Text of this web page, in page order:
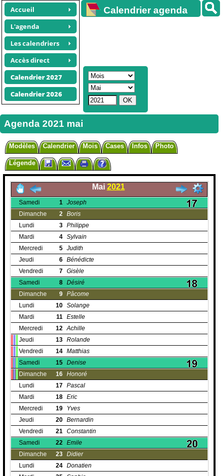
Accueil
L'agenda
Les calendriers
Accès direct
Calendrier 2027
Calendrier 2026
Calendrier agenda
Agenda 2021 mai
Modèles Calendrier Mois Cases Infos Photo
Légende
Mai 2021
Samedi 1 Joseph
Dimanche
2 Boris
Lundi
3 Philippe
Mardi
4 Sylvain
Mercredi
5 Judith
Jeudi
6 Bénédicte
Vendredi
7 Gisèle
Samedi
8 Désiré
Dimanche
9 Pâcome
Lundi
10 Solange
Mardi
11 Estelle
Mercredi
12 Achille
Jeudi
13 Rolande
Vendredi
14 Matthias
Samedi
15 Denise
Dimanche
16 Honoré
Lundi
17 Pascal
Mardi
18 Eric
Mercredi
19
Yves
Jeudi
20 Bernardin
Vendredi
21 Constantin
Samedi
22 Emile
Dimanche
23 Didier
Lundi
24 Donatien